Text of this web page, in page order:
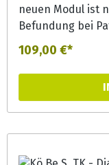
neuen Modul ist
Befundung bei
möglich. Es
Dokumentation
Anamnesedaten
Sensorik,
Pflegepersonal.
109,00 €*